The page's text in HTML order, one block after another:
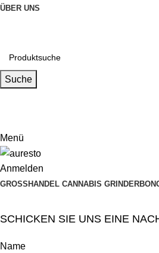
ÜBER UNS
Suche
Menü
Anmelden
GROSSHANDEL CANNABIS GRINDER
SCHICKEN SIE UNS EINE
Name